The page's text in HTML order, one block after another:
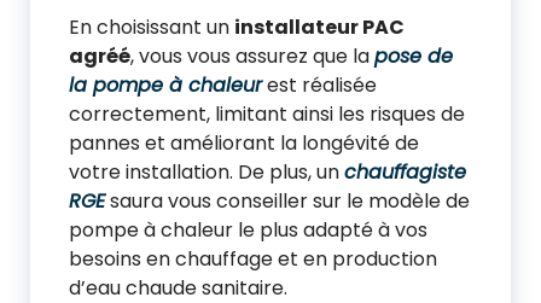
En choisissant un installateur PAC
agréé, vous vous assurez que lapose de
la pompe à chaleurest réalisée
correctement, limitant ainsi les risques de
pannes et améliorant la longévité de
votre installation. De plus, unchauffagiste
RGEsaura vous conseiller sur le modèle de
pompe à chaleur le plus adapté à vos
besoins en chauffage et en production
d’eau chaude sanitaire.